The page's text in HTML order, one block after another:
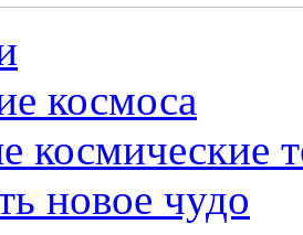
космоса
космические
новое чудо